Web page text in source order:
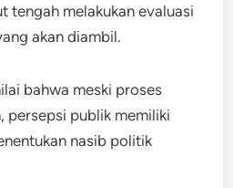
tengah melakukan evaluasi
akan diambil.
bahwa meski proses
persepsi publik memiliki
nasib politik